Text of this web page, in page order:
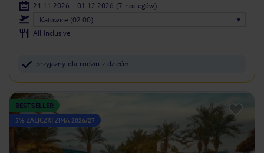
24.11.2026 - 01.12.2026 (7 noclegów)
Katowice (02:00)
All Inclusive
przyjazny dla rodzin z dziećmi
BESTSELLER
5% ZALICZKI ZIMA 2026/27